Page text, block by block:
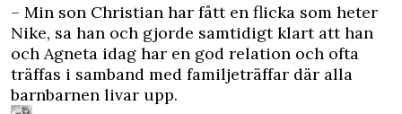
– Min son Christian har fått en flicka som heter
Nike, sa han och gjorde samtidigt klart att han
och Agneta idag har en god relation och ofta
träffas i samband med familjeträffar där alla
barnbarnen livar upp.